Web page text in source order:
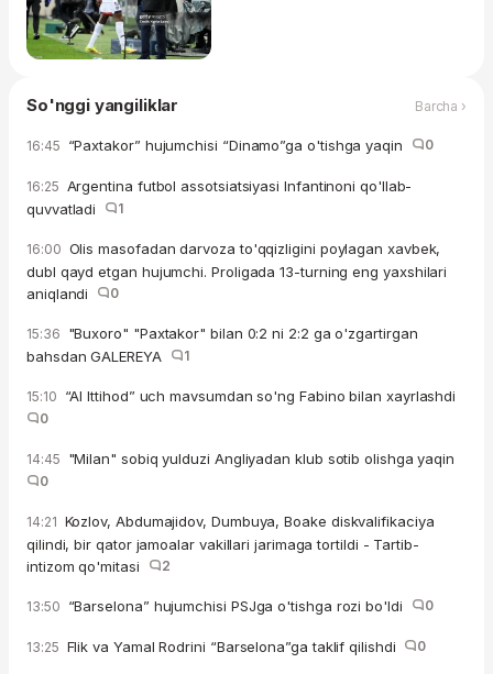
So'nggi yangiliklar Barcha ›
16:45 “Paxtakor” hujumchisi “Dinamo”ga o'tishga yaqin 0
16:25 Argentina futbol assotsiatsiyasi Infantinoni qo'llab-
quvvatladi
1
16:00 Olis masofadan darvoza to'qqizligini poylagan xavbek,
dubl qayd etgan hujumchi. Proligada 13-turning eng yaxshilari
aniqlandi
0
15:36 "Buxoro" "Paxtakor" bilan 0:2 ni 2:2 ga o'zgartirgan
bahsdan GALEREYA
1
15:10 “Al Ittihod” uch mavsumdan so'ng Fabino bilan xayrlashdi
0
14:45 "Milan" sobiq yulduzi Angliyadan klub sotib olishga yaqin
0
14:21 Kozlov, Abdumajidov, Dumbuya, Boake diskvalifikaciya
qilindi, bir qator jamoalar vakillari jarimaga tortildi - Tartib-
intizom qo'mitasi
2
13:50 “Barselona” hujumchisi PSJga o'tishga rozi bo'ldi 0
13:25 Flik va Yamal Rodrini “Barselona”ga taklif qilishdi 0